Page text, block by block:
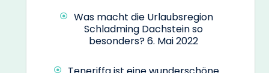
Was macht die Urlaubsregion
Schladming Dachstein so
besonders?6. Mai 2022